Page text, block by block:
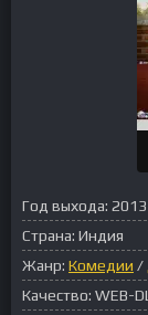
Год выхода: 2013
Страна: Индия
Жанр: Комедии /
Качество: WEB-DL